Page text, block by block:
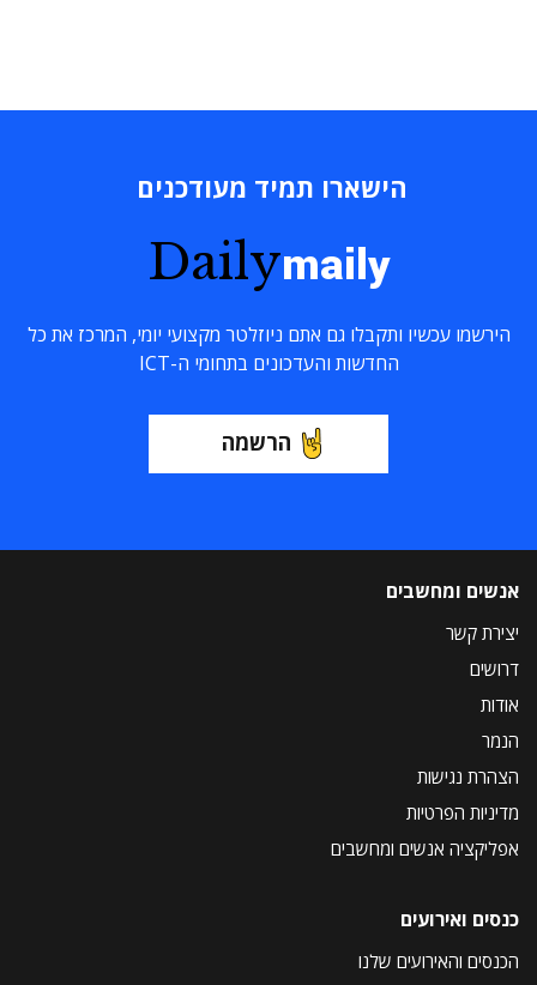
הישארו תמיד מעודכנים
Dailymaily
הירשמו עכשיו ותקבלו גם אתם ניוזלטר מקצועי יומי, המרכז את כל
החדשות והעדכונים בתחומי ה-ICT
הרשמה
אנשים ומחשבים
יצירת קשר
דרושים
אודות
הנמר
הצהרת נגישות
מדיניות הפרטיות
אפליקציה אנשים ומחשבים
כנסים ואירועים
הכנסים והאירועים שלנו